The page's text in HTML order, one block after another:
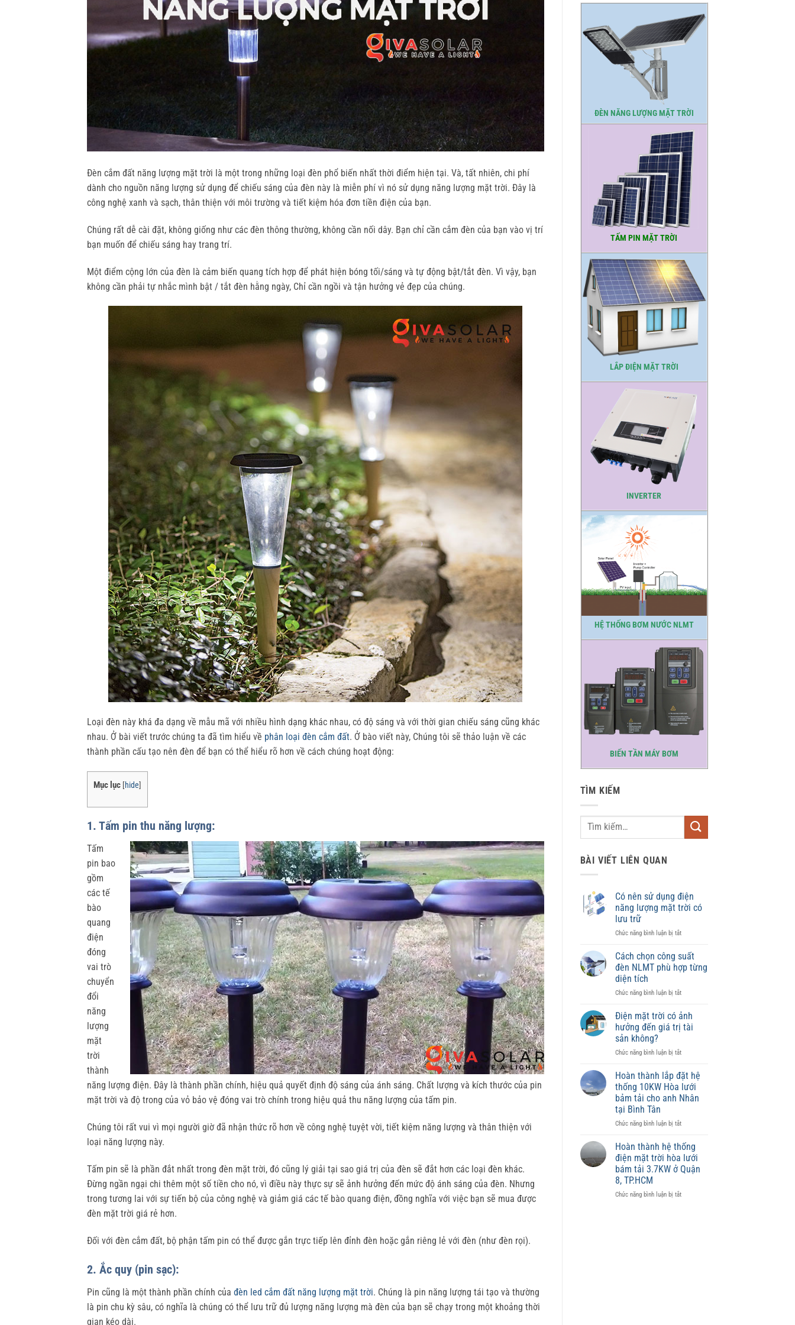
Đèn cắm đất năng lượng mặt trời là một trong những loại đèn phổ biến nhất thời điểm hiện tại. Và, tất nhiên, chi phí
dành cho nguồn năng lượng sử dụng để chiếu sáng của đèn này là miễn phí vì nó sử dụng năng lượng mặt trời. Đây là
công nghệ xanh và sạch, thân thiện với môi trường và tiết kiệm hóa đơn tiền điện của bạn.
Chúng rất dễ cài đặt, không giống như các đèn thông thường, không cần nối dây. Bạn chỉ cần cắm đèn của bạn vào vị trí
bạn muốn để chiếu sáng hay trang trí.
Một điểm cộng lớn của đèn là cảm biến quang tích hợp để phát hiện bóng tối/sáng và tự động bật/tắt đèn. Vì vậy, bạn
không cần phải tự nhắc mình bật / tắt đèn hằng ngày, Chỉ cần ngồi và tận hưởng vẻ đẹp của chúng.
Loại đèn này khá đa dạng về mẫu mã với nhiều hình dạng khác nhau, có độ sáng và với thời gian chiếu sáng cũng khác
nhau. Ở bài viết trước chúng ta đã tìm hiểu về phân loại đèn cắm đất. Ở bào viết này, Chúng tôi sẽ thảo luận về các
thành phần cấu tạo nên đèn để bạn có thể hiểu rõ hơn về cách chúng hoạt động:
Mục lục [hide]
1. Tấm pin thu năng lượng:
Tấm
pin bao
gồm
các tế
bào
quang
điện
đóng
vai trò
chuyển
đổi
năng
lượng
mặt
trời
thành
năng lượng điện. Đây là thành phần chính, hiệu quả quyết định độ sáng của ánh sáng. Chất lượng và kích thước của pin
mặt trời và độ trong của vỏ bảo vệ đóng vai trò chính trong hiệu quả thu năng lượng của tấm pin.
Chúng tôi rất vui vì mọi người giờ đã nhận thức rõ hơn về công nghệ tuyệt vời, tiết kiệm năng lượng và thân thiện với
loại năng lượng này.
Tấm pin sẽ là phần đắt nhất trong đèn mặt trời, đó cũng lý giải tại sao giá trị của đèn sẽ đắt hơn các loại đèn khác.
Đừng ngần ngại chi thêm một số tiền cho nó, vì điều này thực sự sẽ ảnh hưởng đến mức độ ánh sáng của đèn. Nhưng
trong tương lai với sự tiến bộ của công nghệ và giảm giá các tế bào quang điện, đồng nghĩa với việc bạn sẽ mua được
đèn mặt trời giá rẻ hơn.
Đối với đèn cắm đất, bộ phận tấm pin có thể được gắn trực tiếp lên đỉnh đèn hoặc gắn riêng lẻ với đèn (như đèn rọi).
2. Ắc quy (pin sạc):
Pin cũng là một thành phần chính của đèn led cắm đất năng lượng mặt trời. Chúng là pin năng lượng tái tạo và thường
là pin chu kỳ sâu, có nghĩa là chúng có thể lưu trữ đủ lượng năng lượng mà đèn của bạn sẽ chạy trong một khoảng thời
gian kéo dài.
ĐÈN NĂNG LƯỢNG MẶT TRỜI
TẤM PIN MẶT TRỜI
LẮP ĐIỆN MẶT TRỜI
INVERTER
HỆ THỐNG BƠM NƯỚC NLMT
BIẾN TẦN MÁY BƠM
TÌM KIẾM
BÀI VIẾT LIÊN QUAN
Có nên sử dụng điện
năng lượng mặt trời có
lưu trữ
Chức năng bình luận bị tắtở
nên
dụng
năng
mặt
trời
trữ
Cách chọn công suất
đèn NLMT phù hợp từng
diện tích
Chức năng bình luận bị tắtở
chọn
công
suất
NLMT
hợp
từng
diện
tích
Điện mặt trời có ảnh
hưởng đến giá trị tài
sản không?
Chức năng bình luận bị tắtở
mặt
trời
có
ảnh
đến
trị
tài
sản
không?
Hoàn thành lắp đặt hệ
thống 10KW Hòa lưới
bảm tải cho anh Nhân
tại Bình Tân
Chức năng bình luận bị tắtở
thành
lắp
đặt
hệ
10KW
Hoàn thành hệ thống
điện mặt trời hòa lưới
bám tải 3.7KW ở Quận
8, TP.HCM
Chức năng bình luận bị tắtở